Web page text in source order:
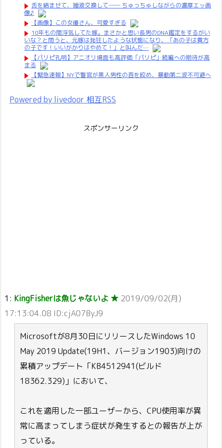
舌を絡ませて、唾液交換して── ちゅっちゅしながらの濃厚エッ画
像♪
【画像】この女優さん、可愛すぎる
10年もの間浮気してた嫁。まさかと思い長男のDNA鑑定をするがい
いな？と問うと、元嫁は発狂したような状態になり、「あの子は貴方
の子です！いいがかりはやめて！」と叫んだ…
【パリピ孔明】アニオリ場面も高評価「パリピ」続編への期待が高
まる
【緊急速報】NYで警官が黒人男性の首を絞め、暴動第二波不可避へ
Powered by livedoor 相互RSS
スポンサーリンク
1: KingFisherは魚じゃないよ ★ 2019/09/02(月)
17:13:04.08 ID:cjA07ByJ9
Microsoftが8月30日にリリースしたWindows 10
May 2019 Update(19H1、バージョン1903)向けの
累積アップデート「KB4512941(ビルド
18362.329)」において、
これを適用した一部ユーザーから、CPU使用率が異
常に高まってしまう症状が発生するとの報告が上が
っている。